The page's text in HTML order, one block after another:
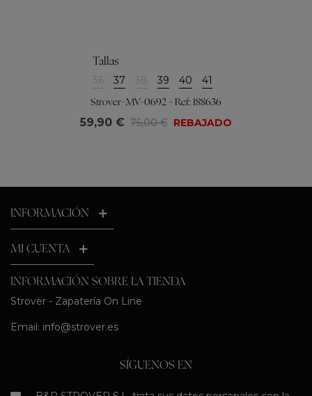
Tallas
36 37 38 39 40 41
Strover-MV-0692 - Ref: 188636
59,90 € 75,00 € REBAJADO
INFORMACIÓN
MI CUENTA
INFORMACIÓN SOBRE LA TIENDA
Strover - Zapatería On Line
Email: info@strover.es
SÍGUENOS EN